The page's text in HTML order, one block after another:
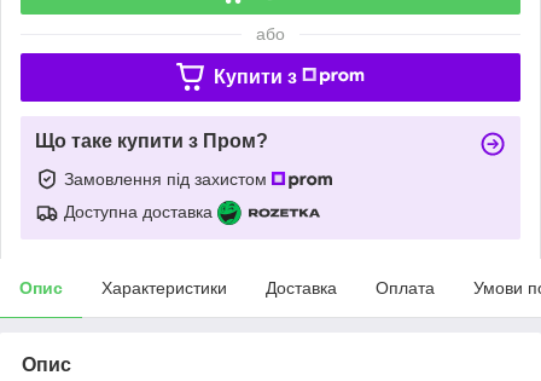
або
Купити з
Що таке купити з Пром?
Замовлення під захистом
Доступна доставка
Опис Характеристики Доставка Оплата Умови
Опис